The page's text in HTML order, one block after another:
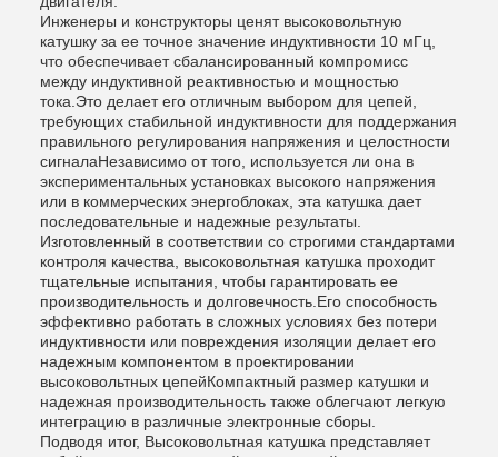
Инженеры и конструкторы ценят высоковольтную
катушку за ее точное значение индуктивности 10 мГц,
что обеспечивает сбалансированный компромисс
между индуктивной реактивностью и мощностью
тока.Это делает его отличным выбором для цепей,
требующих стабильной индуктивности для поддержания
правильного регулирования напряжения и целостности
сигналаНезависимо от того, используется ли она в
экспериментальных установках высокого напряжения
или в коммерческих энергоблоках, эта катушка дает
последовательные и надежные результаты.
Изготовленный в соответствии со строгими стандартами
контроля качества, высоковольтная катушка проходит
тщательные испытания, чтобы гарантировать ее
производительность и долговечность.Его способность
эффективно работать в сложных условиях без потери
индуктивности или повреждения изоляции делает его
надежным компонентом в проектировании
высоковольтных цепейКомпактный размер катушки и
надежная производительность также облегчают легкую
интеграцию в различные электронные сборы.
Подводя итог, Высоковольтная катушка представляет